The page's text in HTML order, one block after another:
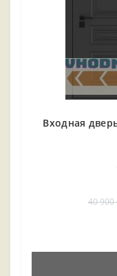
Входная
40 900